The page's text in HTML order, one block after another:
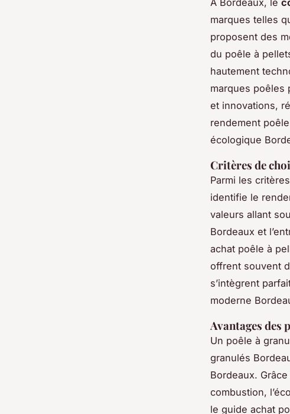
marques telles
proposent des
du poêle à
hautement
marques poêles
et innovations,
rendement
écologique
Critères de
Parmi les
identifie le
valeurs allant
Bordeaux et
achat poêle à
offrent souvent
s’intègrent
moderne
Avantages des
Un poêle à
granulés
Bordeaux.
combustion,
le guide achat